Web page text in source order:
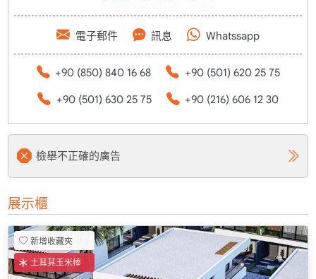
電子郵件 訊息 Whatssapp
+90 (850) 840 16 68 +90 (501) 620 25 75
+90 (501) 630 25 75 +90 (216) 606 12 30
檢舉不正確的廣告
展示櫃
新增收藏夾
土耳其玉米棒